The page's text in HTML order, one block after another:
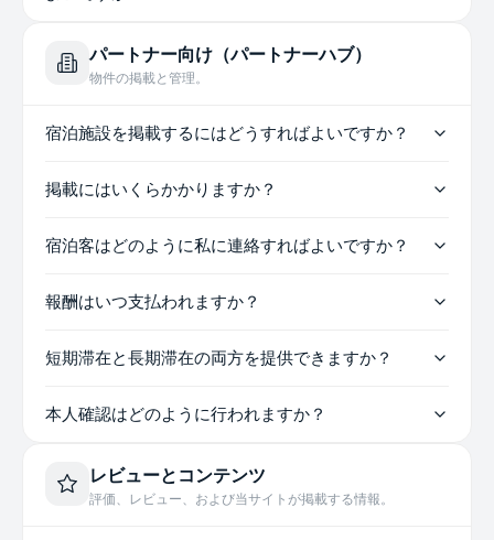
パートナー向け（パートナーハブ）
物件の掲載と管理。
宿泊施設を掲載するにはどうすればよいですか？
掲載にはいくらかかりますか？
宿泊客はどのように私に連絡すればよいですか？
報酬はいつ支払われますか？
短期滞在と長期滞在の両方を提供できますか？
本人確認はどのように行われますか？
レビューとコンテンツ
評価、レビュー、および当サイトが掲載する情報。